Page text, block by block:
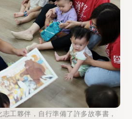
工夥伴，自行準備了許多故事書，